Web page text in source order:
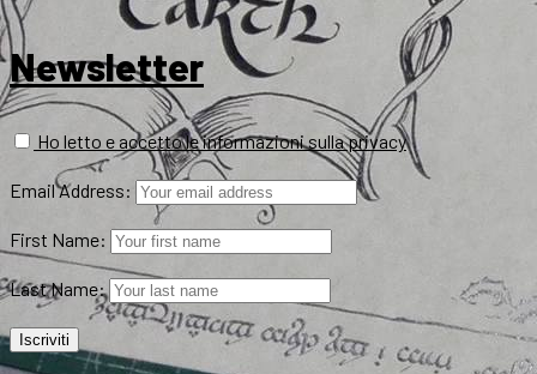
Newsletter
Ho letto e accetto le informazioni sulla privacy
Email Address:
First Name:
Last Name: